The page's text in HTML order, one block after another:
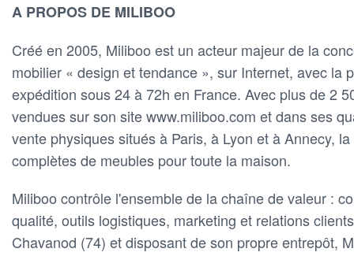
A PROPOS DE MILIBOO
Créé en 2005, Miliboo est un acteur majeur de la
mobilier « design et tendance », sur Internet, avec la
expédition sous 24 à 72h en France. Avec plus de 2
vendues sur son site www.miliboo.com et dans ses
vente physiques situés à Paris, à Lyon et à Annecy,
complètes de meubles pour toute la maison.
Miliboo contrôle l'ensemble de la chaîne de valeur :
qualité, outils logistiques, marketing et relations
Chavanod (74) et disposant de son propre entrepôt,